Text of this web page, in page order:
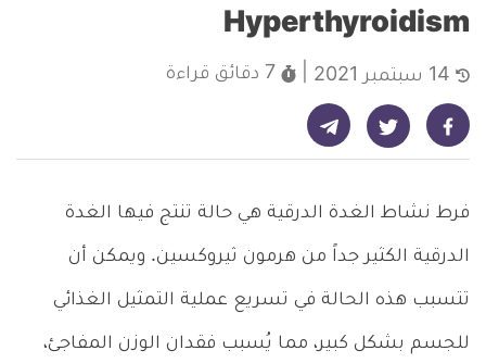
Hyperthyroidism
7 دقائق قراءة
شارك على فيسبوك - ديلي ميديكال انفو شارك على تويتر - ديلي ميديكال انفو شارك على تيليجرام - ديلي ميديكال انفو
فرط نشاط الغدة الدرقية هي حالة تنتج فيها الغدة
الدرقية الكثير جداً من هرمون ثيروكسين. ويمكن أن
تتسبب هذه الحالة في تسريع عملية التمثيل الغذائي
للجسم بشكل كبير، مما يُسبب فقدان الوزن المفاجئ،